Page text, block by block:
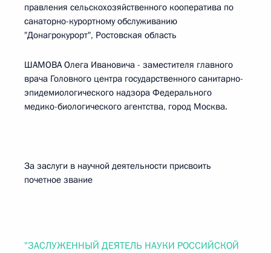
правления сельскохозяйственного кооператива по
санаторно-курортному обслуживанию
"Донагрокурорт", Ростовская область
ШАМОВА Олега Ивановича - заместителя главного
врача Головного центра государственного санитарно-
эпидемиологического надзора Федерального
медико-биологического агентства, город Москва.
За заслуги в научной деятельности присвоить
почетное звание
"ЗАСЛУЖЕННЫЙ ДЕЯТЕЛЬ НАУКИ РОССИЙСКОЙ